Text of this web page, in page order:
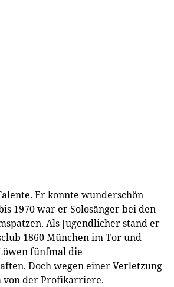
Er konnte wunderschön
1970 war er Solosänger bei den
Als Jugendlicher stand er
1860 München im Tor und
fünfmal die
Doch wegen einer Verletzung
von der Profikarriere.